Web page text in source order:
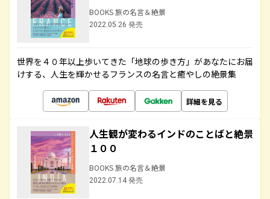
BOOKS 旅の名言＆絶景
2022.05.26 発売
世界を４０年以上歩いてきた「地球の歩き方」があなたにお届
けする、人生を輝かせるフランスの名言と癒やしの絶景集
詳細を見る
人生観が変わるインドのことばと絶景
１００
BOOKS 旅の名言＆絶景
2022.07.14 発売